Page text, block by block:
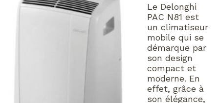
Le Delonghi
PAC N81 est
un climatiseur
mobile qui se
démarque par
son design
compact et
moderne. En
effet, grâce à
son élégance,